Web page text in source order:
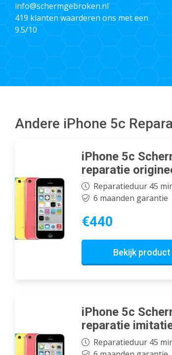
info@schermgebroken.nl
419 klanten waarderen ons met een
9.5/10
Andere iPhone 5c
iPhone 5c
reparatie
Reparatieduur 45
6 maanden garantie
€440
Bekijk product
iPhone 5c
reparatie
Reparatieduur 45